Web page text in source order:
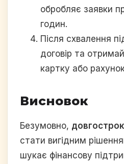
обробляє заявки
годин.
Після схвалення
договір та
картку або
Висновок
Безумовно,
стати вигідним
шукає фінансову